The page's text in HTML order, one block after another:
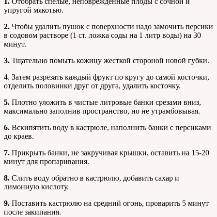
упругой мякотью.
2. Чтобы удалить пушок с поверхности надо замочить персики
в содовом растворе (1 ст. ложка соды на 1 литр воды) на 30
минут.
3. Тщательно помыть кожицу жесткой стороной новой губки.
4. Затем разрезать каждый фрукт по кругу до самой косточки,
отделить половинки друг от друга, удалить косточку.
5. Плотно уложить в чистые литровые банки срезами вниз,
максимально заполнив пространство, но не утрамбовывая.
6. Вскипятить воду в кастрюле, наполнить банки с персиками
до краев.
7. Прикрыть банки, не закручивая крышки, оставить на 15-20
минут для пропаривания.
8. Слить воду обратно в кастрюлю, добавить сахар и
лимонную кислоту.
9. Поставить кастрюлю на средний огонь, проварить 5 минут
после закипания.